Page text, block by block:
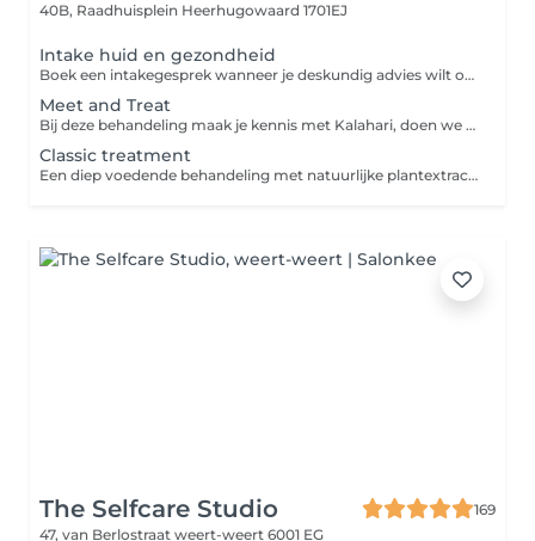
40B, Raadhuisplein Heerhugowaard 1701EJ
Intake huid en gezondheid
Boek een intakegesprek wanneer je deskundig advies wilt over jouw huidtype en/of gezondheidsklachten. Tijdens deze sessie bespreken we jouw specifieke zorgen en ontdekken we samen wat je kunt doen om je huid te verbeteren en welke behandelingen en/of producten het beste bij jou passen
Meet and Treat
Bij deze behandeling maak je kennis met Kalahari, doen we een huidanalyse en maken we een plan van aanpak van behandelingen en thuisverzorging. Het thuisproefpakket is een beginners set om thuis met de producten aan de slag te gaan. Een gezichtsbehandeling is een heerlijk verzorgende behandeling die het verouderingsproces van de huid helpt vertragen. Door regelmatig een gezichtsbehandeling te ondergaan krijgt je huid weer een boost en kom je tegelijk even helemaal tot rust.
Classic treatment
Een diep voedende behandeling met natuurlijke plantextracten en botanische oliën.voor ieder huidtype incl. onzuiverheden verwijderen en wenkbrauwen epileren
The Selfcare Studio
169
47, van Berlostraat weert-weert 6001 EG